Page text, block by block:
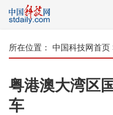
所在位置： 中国科技网首页
粤港澳大湾区
车